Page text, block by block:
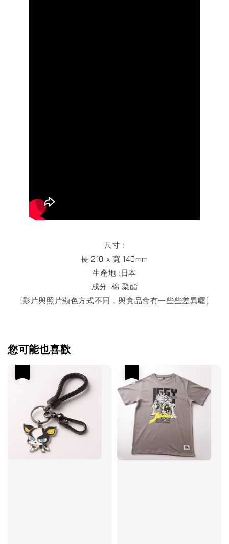
尺寸 :
長 210 x 寬 140mm
生產地 :日本
成分 :棉 聚酯
(影片與照片顯色方式不同，與實品會有一些些差異喔)
您可能也喜歡